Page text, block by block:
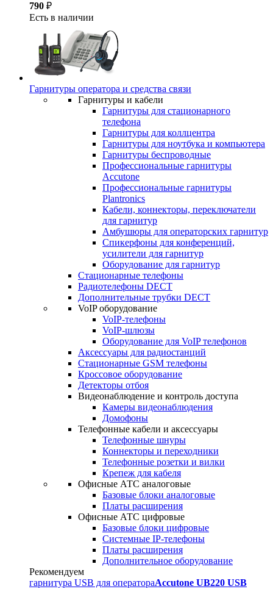
790 ₽
Есть в наличии
Гарнитуры оператора и средства связи
Гарнитуры и кабели
Гарнитуры для стационарного
телефона
Гарнитуры для коллцентра
Гарнитуры для ноутбука и компьютера
Гарнитуры беспроводные
Профессиональные гарнитуры
Accutone
Профессиональные гарнитуры
Plantronics
Кабели, коннекторы, переключатели
для гарнитур
Амбушюры для операторских гарнитур
Cпикерфоны для конференций,
усилители для гарнитур
Оборудование для гарнитур
Стационарные телефоны
Радиотелефоны DECT
Дополнительные трубки DECT
VoIP оборудование
VoIP-телефоны
VoIP-шлюзы
Оборудование для VoIP телефонов
Аксессуары для радиостанций
Стационарные GSM телефоны
Кроссовое оборудование
Детекторы отбоя
Видеонаблюдение и контроль доступа
Камеры видеонаблюдения
Домофоны
Телефонные кабели и аксессуары
Телефонные шнуры
Коннекторы и переходники
Телефонные розетки и вилки
Крепеж для кабеля
Офисные АТС аналоговые
Базовые блоки аналоговые
Платы расширения
Офисные АТС цифровые
Базовые блоки цифровые
Системные IP-телефоны
Платы расширения
Дополнительное оборудование
Рекомендуем
гарнитура USB для оператораAccutone UB220 USB